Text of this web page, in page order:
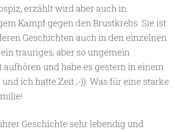
erzählt wird aber auch in
Kampf gegen den Brustkrebs. Sie ist
Geschichten auch in den einzelnen
trauriges, aber so ungemein
und habe es gestern in einem
ich hatte Zeit ;-)). Was für eine starke
Geschichte sehr lebendig und